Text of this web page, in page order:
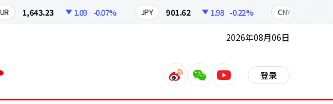
1,643.23 1.09 -0.07% JPY 901.62 1.98 -0.22% CNY
2026年08月06日
weiboweixinyoutube 登录